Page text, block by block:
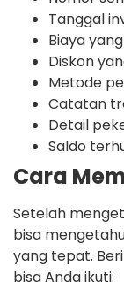
Tanggal
Biaya
Diskon
Metode
Catatan
Detail
Saldo
Cara
Setelah
bisa
yang tepat.
bisa Anda ikuti: